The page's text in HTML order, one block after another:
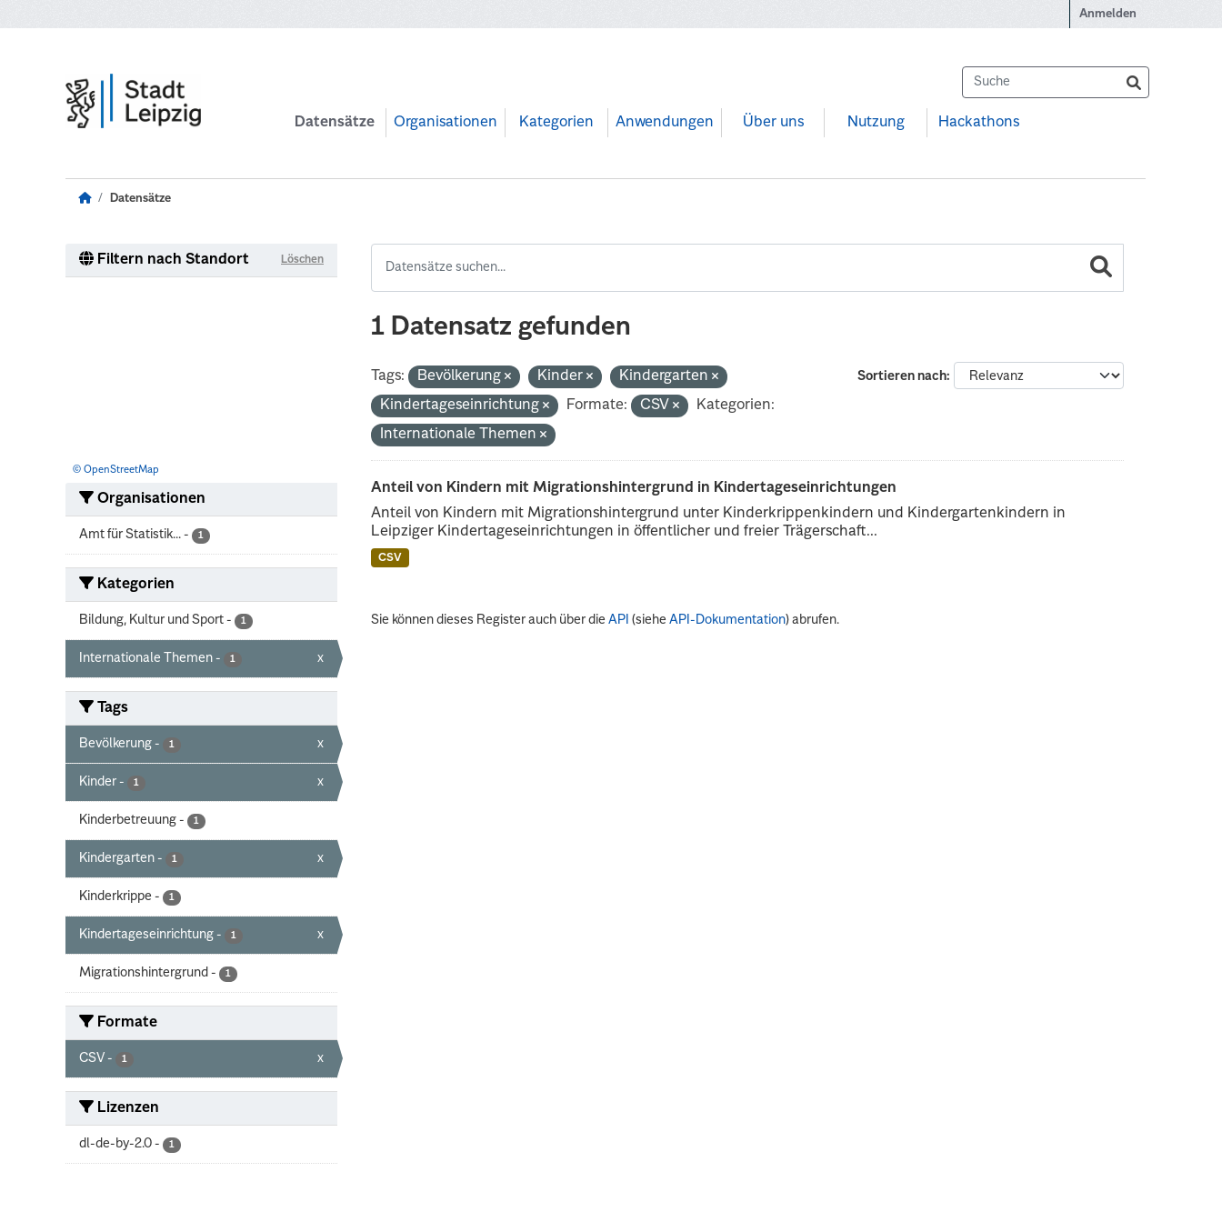
Anmelden
Datensätze Organisationen Kategorien Anwendungen Über uns Nutzung Hackathons
Datensätze
Filtern nach Standort Löschen
© OpenStreetMap
Organisationen
Amt für Statistik... - 1
Kategorien
Bildung, Kultur und Sport - 1
Internationale Themen - 1 x
Tags
Bevölkerung - 1 x
Kinder - 1 x
Kinderbetreuung - 1
Kindergarten - 1 x
Kinderkrippe - 1
Kindertageseinrichtung - 1 x
Migrationshintergrund - 1
Formate
CSV - 1 x
Lizenzen
dl-de-by-2.0 - 1
1 Datensatz gefunden
Sortieren nach
Tags: Bevölkerung Kinder
Kindergarten
Kindertageseinrichtung
Formate: CSV
Kategorien:
Internationale Themen
Anteil von Kindern mit Migrationshintergrund in Kindertageseinrichtungen
Anteil von Kindern mit Migrationshintergrund unter Kinderkrippenkindern und Kindergartenkindern in
Leipziger Kindertageseinrichtungen in öffentlicher und freier Trägerschaft...
CSV
Sie können dieses Register auch über dieAPI (sieheAPI-Dokumentation) abrufen.